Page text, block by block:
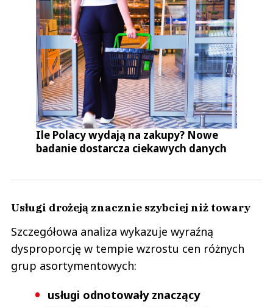
Ile Polacy wydają na zakupy? Nowe
badanie dostarcza ciekawych danych
Usługi drożeją znacznie szybciej niż towary
Szczegółowa analiza wykazuje wyraźną
dysproporcję w tempie wzrostu cen różnych
grup asortymentowych:
usługi odnotowały znaczący